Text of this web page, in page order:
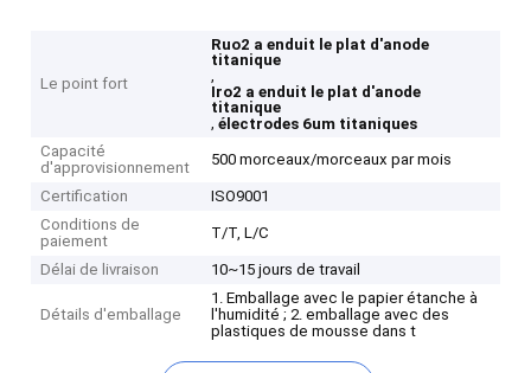
Le point fort
Ruo2 a enduit le plat d'anode
titanique
,
Iro2 a enduit le plat d'anode
titanique
,électrodes 6um titaniques
Capacité
d'approvisionnement
500 morceaux/morceaux par mois
Certification
ISO9001
Conditions de
paiement
T/T, L/C
Délai de livraison 10~15 jours de travail
Détails d'emballage
1. Emballage avec le papier étanche à
l'humidité ; 2. emballage avec des
plastiques de mousse dans t